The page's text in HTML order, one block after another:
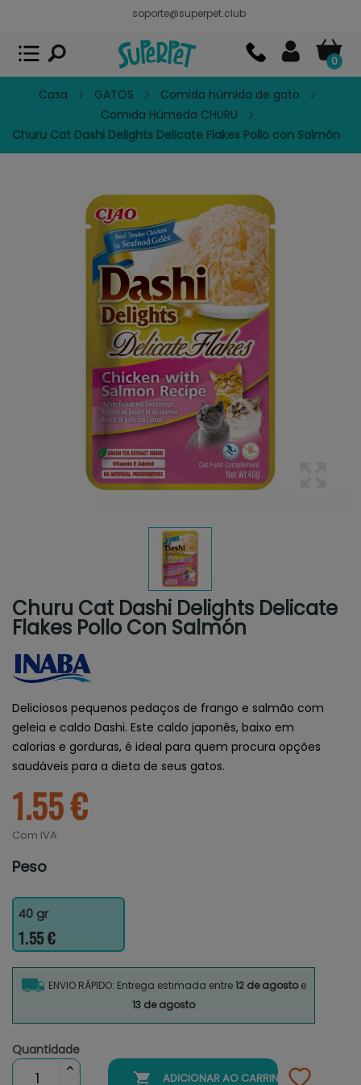
soporte@superpet.club
0
Casa GATOS
Comida húmida de gato
Comida Húmeda CHURU
Churu Cat Dashi Delights Delicate Flakes Pollo con Salmón
Churu Cat Dashi Delights Delicate
Flakes Pollo Con Salmón
Deliciosos pequenos pedaços de frango e salmão com
geleia e caldo Dashi. Este caldo japonês, baixo em
calorias e gorduras, é ideal para quem procura opções
saudáveis para a dieta de seus gatos.
1.55 €
Com IVA
Peso
40 gr
1.55 €
ENVIO RÁPIDO: Entrega estimada entre12 de agostoe
13 de agosto
Quantidade
 ADICIONAR AO CARRINHO
Superpet, comida para mascotas
APP GRATIS - En Google Play